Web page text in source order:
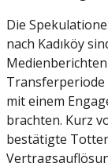
Die
nach Kadıköy
Transferperiode
mit einem
brachten. Kurz
bestätigte